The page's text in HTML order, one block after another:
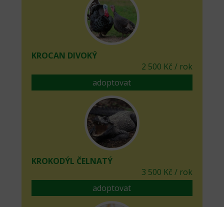
KROCAN DIVOKÝ
2 500 Kč / rok
adoptovat
KROKODÝL ČELNATÝ
3 500 Kč / rok
adoptovat